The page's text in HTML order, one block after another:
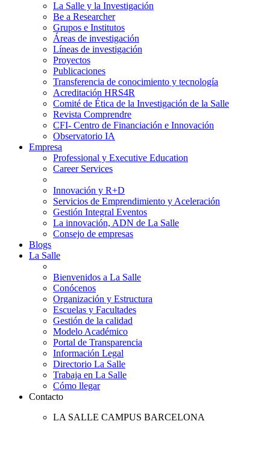
La Salle y la Investigación
Be a Researcher
Grupos e Institutos
Áreas de investigación
Líneas de investigación
Proyectos
Publicaciones
Transferencia de conocimiento y tecnología
Acreditación HRS4R
Comité de Ética de la Investigación de la Salle
Revista Comprendre
CFI- Centro de Financiación e Innovación
Observatorio IA
Empresa
Professional y Executive Education
Career Services
Innovación y R+D
Servicios de Emprendimiento y Aceleración
Gestión Integral Eventos
La innovación, ADN de La Salle
Consejo de empresas
Blogs
La Salle
Bienvenidos a La Salle
Conócenos
Organización y Estructura
Escuelas y Facultades
Gestión de la calidad
Modelo Académico
Portal de Transparencia
Información Legal
Directorio La Salle
Trabaja en La Salle
Cómo llegar
Contacto
LA SALLE CAMPUS BARCELONA